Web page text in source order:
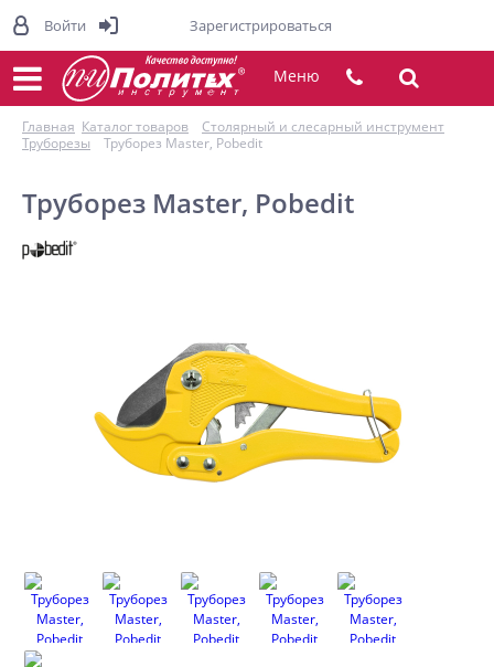
Меню
Главная Каталог товаров
Столярный и слесарный инструмент
Труборезы
Труборез Master, Pobedit
Труборез Master, Pobedit
Войти Зарегистрироваться